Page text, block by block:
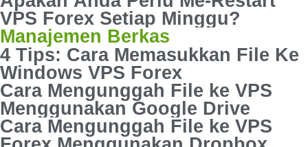
VPS Forex Setiap Minggu?
Manajemen Berkas
4 Tips: Cara Memasukkan File Ke
Windows VPS Forex
Cara Mengunggah File ke VPS
Menggunakan Google Drive
Cara Mengunggah File ke VPS